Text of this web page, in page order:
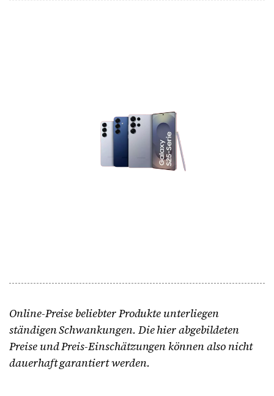
Online-Preise beliebter Produkte unterliegen
ständigen Schwankungen. Die hier abgebildeten
Preise und Preis-Einschätzungen können also nicht
dauerhaft garantiert werden.